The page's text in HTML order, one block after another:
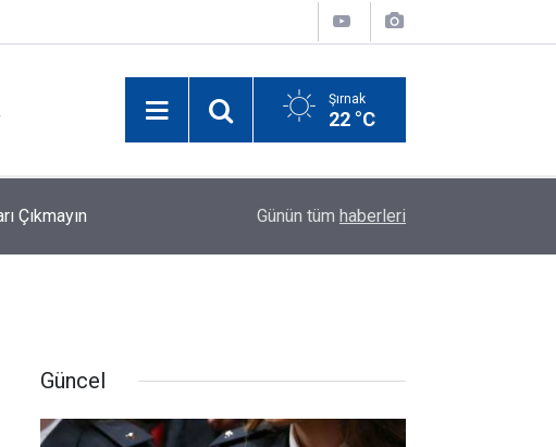
Şırnak
22 °C
Çıkmayın Elektrik Akımına Kapılan Şırnaklı Küçük Miraç
Günün tüm haberleri
Güncel